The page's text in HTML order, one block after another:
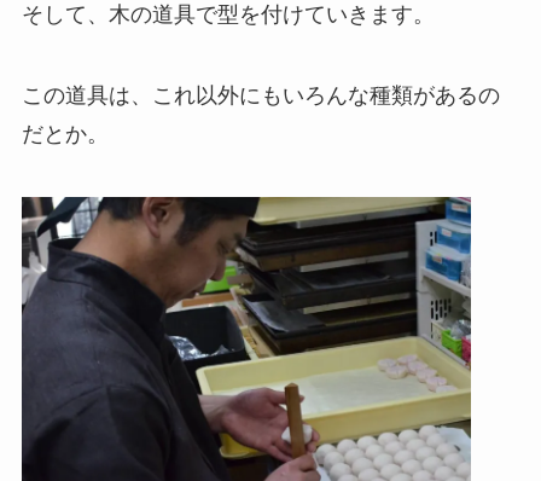
そして、木の道具で型を付けていきます。
この道具は、これ以外にもいろんな種類があるの
だとか。